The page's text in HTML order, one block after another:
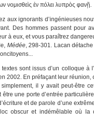
νομισθεὶς ἐν πόλει λυπρὸς φανῇ.
aux ignorants d’ingénieuses
Des hommes passent pour
à eux, et vous paraîtrez
Médée, 298-301. Lacan
textes sont issus d’un colloque à
2002. En préfaçant leur réunion,
il y avait peut-être
être une porte d’entrée
et de parole d’une
obscur et indémêlable où